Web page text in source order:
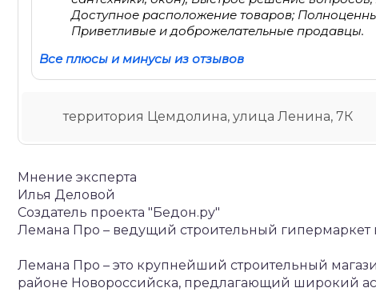
Доступное расположение товаров;
Приветливые и доброжелательные продавцы.
Все плюсы и минусы из отзывов
территория Цемдолина, улица Ленина, 7К
Мнение эксперта
Илья Деловой
Создатель проекта "Бедон.ру"
Лемана Про – ведущий строительный гипермаркет
Лемана Про – это крупнейший строительный
районе Новороссийска, предлагающий широкий